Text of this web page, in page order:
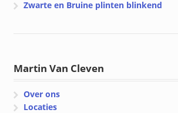
Zwarte en Bruine plinten blinkend
Martin Van Cleven
Over ons
Locaties